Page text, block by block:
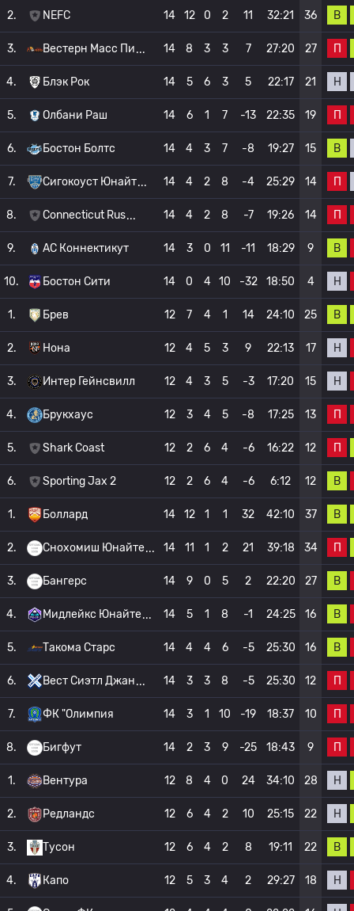
2. NEFC 14 12 0 2 11 32:21 36 В
3. Вестерн Масс Пи 14 8 3 3 7 27:20 27 П
4. Блэк Рок 14 5 6 3 5 22:17 21 Н
5. Олбани Раш 14 6 1 7 -13 22:35 19 П
6. Бостон Болтс 14 4 3 7 -8 19:27 15 В
7. Сигокоуст Юнайт 14 4 2 8 -4 25:29 14 П
8. Connecticut Rus 14 4 2 8 -7 19:26 14 П
9. АС Коннектикут 14 3 0 11 -11 18:29 9 В
10. Бостон Сити 14 0 4 10 -32 18:50 4 Н
1. Брев 12 7 4 1 14 24:10 25 В
2. Нона 12 4 5 3 9 22:13 17 Н
3. Интер Гейнсвилл 12 4 3 5 -3 17:20 15 Н
4. Брукхаус 12 3 4 5 -8 17:25 13 П
5. Shark Coast 12 2 6 4 -6 16:22 12 П
6. Sporting Jax 2 12 2 6 4 -6 6:12 12 В
1. Боллард 14 12 1 1 32 42:10 37 В
2. Снохомиш Юнайте 14 11 1 2 21 39:18 34 П
3. Бангерс 14 9 0 5 2 22:20 27 В
4. Мидлейкс Юнайте 14 5 1 8 -1 24:25 16 В
5. Такома Старс 14 4 4 6 -5 25:30 16 В
6. Вест Сиэтл Джан 14 3 3 8 -5 25:30 12 П
7. ФК "Олимпия 14 3 1 10 -19 18:37 10 П
8. Бигфут 14 2 3 9 -25 18:43 9 П
1. Вентура 12 8 4 0 24 34:10 28 Н
2. Редландс 12 6 4 2 10 25:15 22 Н
3. Тусон 12 6 4 2 8 19:11 22 В
4. Капо 12 5 3 4 2 29:27 18 Н